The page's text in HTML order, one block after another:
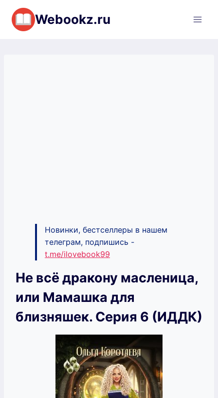
Перейти
содержимому
Webookz.ru
Новинки, бестселлеры в нашем
телеграм, подпишись -
t.me/ilovebook99
Не всё дракону масленица,
или Мамашка для
близняшек. Серия 6 (ИДДК)